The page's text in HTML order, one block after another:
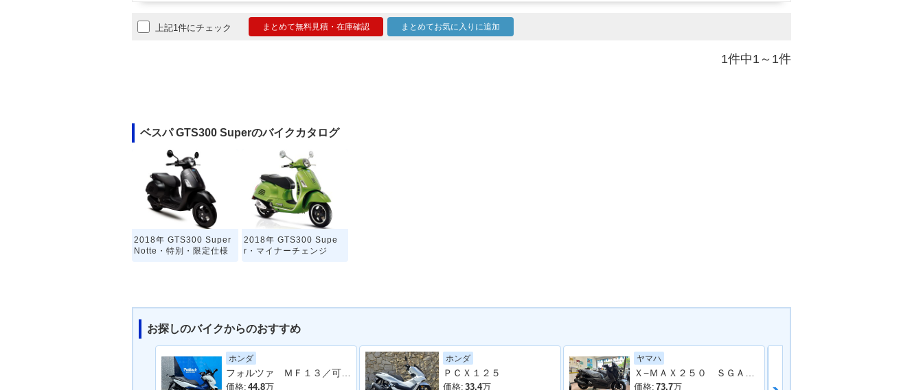
上記1件にチェック まとめて無料見積・在庫確認 まとめてお気に入りに追加
1件中1～1件
ベスパ GTS300 Superのバイクカタログ
2018年 GTS300 Super
Notte・特別・限定仕様
2018年 GTS300 Supe
r・マイナーチェンジ
お探しのバイクからのおすすめ
ホンダ
フォルツァ ＭＦ１３／可動式スクリーン／フルＬＥＤ／ＥＴＣ付き／グリップヒーター
価格: 44.8万
ホンダ
ＰＣＸ１２５
価格: 33.4万
ヤマハ
価格: 73.7万